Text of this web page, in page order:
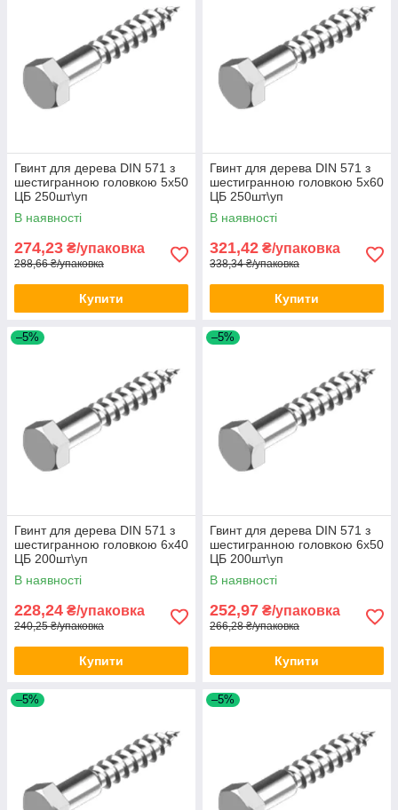
Гвинт для дерева DIN 571 з
шестигранною головкою 5х50
ЦБ 250шт\уп
В наявності
274,23 ₴/упаковка
288,66 ₴/упаковка
Купити
Гвинт для дерева DIN 571 з
шестигранною головкою 5х60
ЦБ 250шт\уп
В наявності
321,42 ₴/упаковка
338,34 ₴/упаковка
Купити
–5%
Гвинт для дерева DIN 571 з
шестигранною головкою 6х40
ЦБ 200шт\уп
В наявності
228,24 ₴/упаковка
240,25 ₴/упаковка
Купити
–5%
Гвинт для дерева DIN 571 з
шестигранною головкою 6х50
ЦБ 200шт\уп
В наявності
252,97 ₴/упаковка
266,28 ₴/упаковка
Купити
–5% –5%